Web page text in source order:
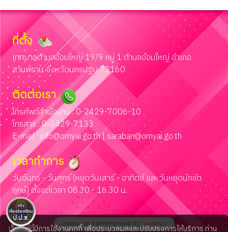
ที่ตั้ง
เทศบาลตำบลอ้อมใหญ่ 19/9 หมู่ 1 ตำบลอ้อมใหญ่ อำเภอ
สามพราน จังหวัดนครปฐม 73160
ติดต่อเรา
โทรศัพท์สำนักงาน : 0-2429-7006-10
โทรสาร : 0-2429-7133
E-mail : info@omyai.go.th| saraban@omyai.go.th
เวลาทำการ
วันจันทร์ - วันศุกร์ (หยุดวันเสาร์ - อาทิตย์ และวันหยุดนักขัต
ฤกษ์) ตั้งแต่เวลา 08.30 - 16.30 น.
creative and development by :sukplus
เว็บไซต์นี้มีการใช้งานคุกกี้ เพื่อประมวลผลและปรับปรุงการให้บริการ ท่าน